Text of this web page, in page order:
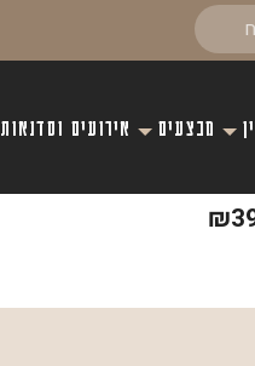
מבצעים אירועים וסדנאות